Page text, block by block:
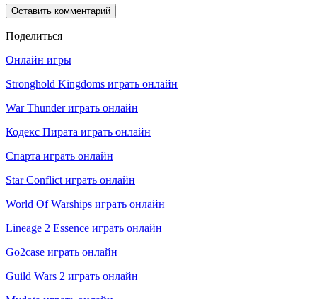
Поделиться
Онлайн игры
Stronghold Kingdoms играть онлайн
War Thunder играть онлайн
Кодекс Пирата играть онлайн
Спарта играть онлайн
Star Conflict играть онлайн
World Of Warships играть онлайн
Lineage 2 Essence играть онлайн
Go2case играть онлайн
Guild Wars 2 играть онлайн